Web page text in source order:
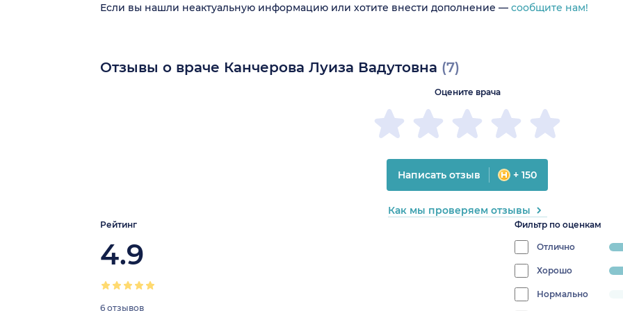
Если вы нашли неактуальную информацию или хотите внести дополнение — сообщите нам!
Отзывы о враче Канчерова Луиза Вадутовна (7)
Рейтинг
4.9
6 отзывов
Фильтр по оценкам
Отлично
Хорошо
14.285714285714285%Нормально
Оцените врача
Написать отзыв + 150
Как мы проверяем отзывы